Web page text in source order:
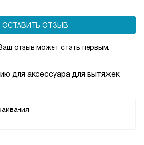
для аксессуара для вытяжек
ОСТАВИТЬ ОТЗЫВ
отзыв может стать первым.